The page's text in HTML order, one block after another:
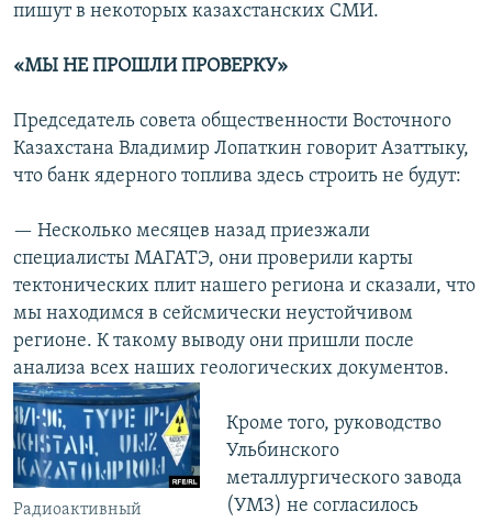
пишут в некоторых казахстанских СМИ.
«МЫ НЕ ПРОШЛИ ПРОВЕРКУ»
Председатель совета общественности Восточного
Казахстана Владимир Лопаткин говорит Азаттыку,
что банк ядерного топлива здесь строить не будут:
— Несколько месяцев назад приезжали
специалисты МАГАТЭ, они проверили карты
тектонических плит нашего региона и сказали, что
мы находимся в сейсмически неустойчивом
регионе. К такому выводу они пришли после
анализа всех наших геологических документов.
Радиоактивный
Кроме того, руководство
Ульбинского
металлургического завода
(УМЗ) не согласилось